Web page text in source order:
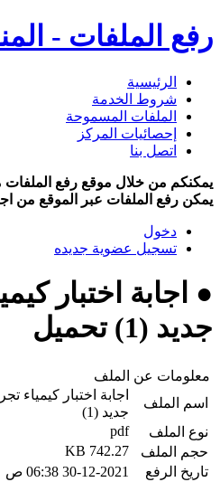
رفع الملفات -
الرئيسية
شروط الخدمة
الملفات المسموحة
إحصائيات المركز
اتصل بنا
يمكنكم من خلال موقع رفع الملفات
يمكن رفع الملفات عبر الموقع من
دخول
تسجيل عضوية جديده
● اجابة اختبار
جديد (1) تحميل
معلومات عن الملف
اسم الملف
اجابة اختبار كيمياء
جديد (1)
نوع الملف
pdf
حجم الملف
742.27 KB
تاريخ الرفع
30-12-2021 06:38 ص